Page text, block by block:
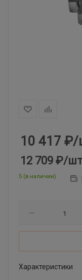
10 417 ₽/
12 709 ₽/
5 (в наличии)
Характеристики